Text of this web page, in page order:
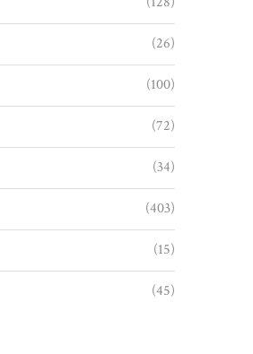
(26)
(100)
(72)
(34)
(403)
(15)
(45)